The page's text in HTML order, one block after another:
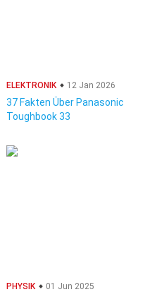
ELEKTRONIK 12 Jan 2026
37 Fakten Über Panasonic
Toughbook 33
PHYSIK 01 Jun 2025